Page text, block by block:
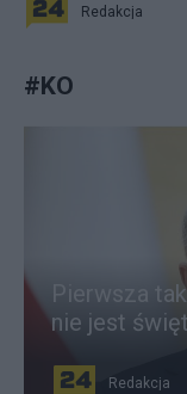
Redakcja
#KO
Pierwsza
nie jest
Redakcja